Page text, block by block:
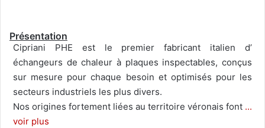
Présentation
Cipriani PHE est le premier fabricant italien d’
échangeurs de chaleur à plaques inspectables, conçus
sur mesure pour chaque besoin et optimisés pour les
secteurs industriels les plus divers.
Nos origines fortement liées au territoire véronais font ...
voir plus